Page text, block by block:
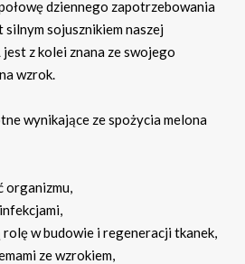
dziennego zapotrzebowania
silnym sojusznikiem naszej
jest z kolei znana ze swojego
wzrok.
wynikające ze spożycia melona
organizmu,
w budowie i regeneracji tkanek,
ze wzrokiem,